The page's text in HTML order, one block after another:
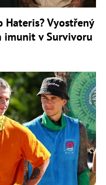
Hateris? Vyostřený
imunit v Survivoru